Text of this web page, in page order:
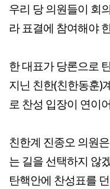
우리 당 의원들이 회
라 표결에 참여해야
한 대표가 당론으로
지닌 친한(친한동훈)
로 찬성 입장이 연이
친한계 진종오 의원
는 길을 선택하지 않
탄핵안에 찬성표를